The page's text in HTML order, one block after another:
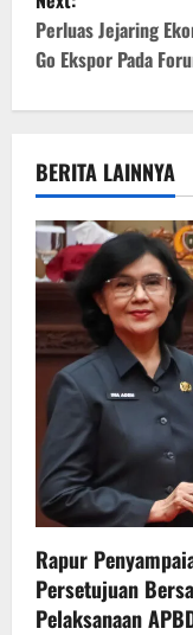
t
n
v
i
g
a
t
i
o
n
Perluas Jejaring
Go Ekspor Pada
BERITA LAINNYA
Rapur
Persetujuan
Pelaksanaan